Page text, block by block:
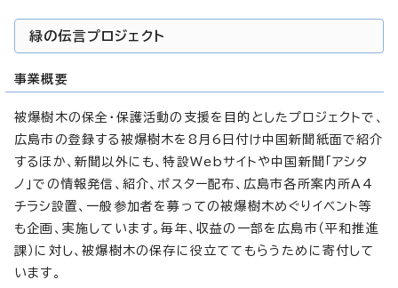
緑の伝言プロジェクト
事業概要
被爆樹木の保全・保護活動の支援を目的としたプロジェクトで、
広島市の登録する被爆樹木を8月6日付け中国新聞紙面で紹介
するほか、新聞以外にも、特設Webサイトや中国新聞「アシタ
ノ」での情報発信、紹介、ポスター配布、広島市各所案内所A4
チラシ設置、一般参加者を募っての被爆樹木めぐりイベント等
も企画、実施しています。毎年、収益の一部を広島市（平和推進
課）に対し、被爆樹木の保存に役立ててもらうために寄付して
います。